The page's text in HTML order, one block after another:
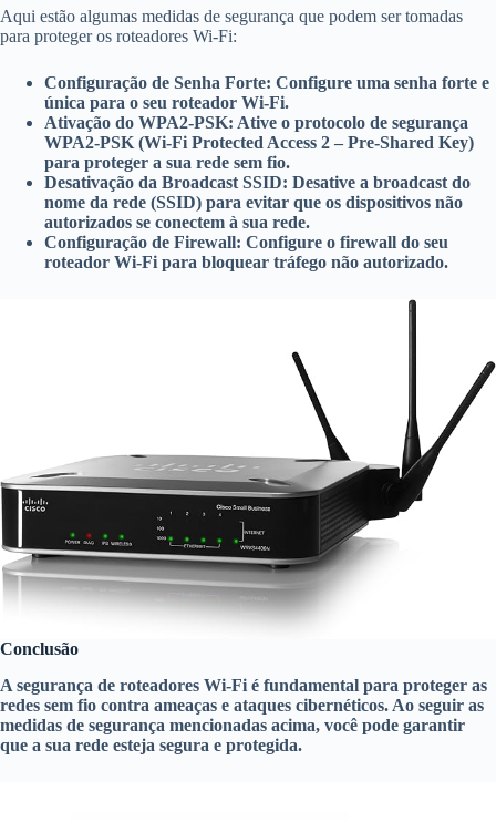
Aqui estão algumas medidas de segurança que podem ser tomadas
para proteger os roteadores Wi-Fi:
Configuração de Senha Forte: Configure uma senha forte e
única para o seu roteador Wi-Fi.
Ativação do WPA2-PSK: Ative o protocolo de segurança
WPA2-PSK (Wi-Fi Protected Access 2 – Pre-Shared Key)
para proteger a sua rede sem fio.
Desativação da Broadcast SSID: Desative a broadcast do
nome da rede (SSID) para evitar que os dispositivos não
autorizados se conectem à sua rede.
Configuração de Firewall: Configure o firewall do seu
roteador Wi-Fi para bloquear tráfego não autorizado.
Conclusão
A segurança de roteadores Wi-Fi é fundamental para proteger as
redes sem fio contra ameaças e ataques cibernéticos. Ao seguir as
medidas de segurança mencionadas acima, você pode garantir
que a sua rede esteja segura e protegida.